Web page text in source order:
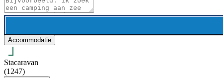
Accommodatie
Stacaravan
(1247)